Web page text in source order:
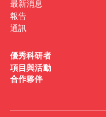
最新消息
報告
通訊
優秀科研者
項目與活動
合作夥伴